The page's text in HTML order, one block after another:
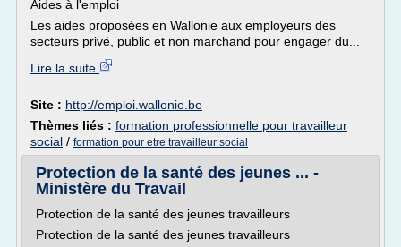
Aides à l'emploi
Les aides proposées en Wallonie aux employeurs des
secteurs privé, public et non marchand pour engager du...
Lire la suite
Site : http://emploi.wallonie.be
Thèmes liés : formation professionnelle pour travailleur
social / formation pour etre travailleur social
Protection de la santé des jeunes ... -
Ministère du Travail
Protection de la santé des jeunes travailleurs
Protection de la santé des jeunes travailleurs